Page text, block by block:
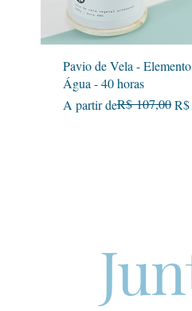
Visualização rápida
Pavio de Vela - Elemento
Água - 40 horas
A partir de
Preço normalR$ 107,00
Preço promocional